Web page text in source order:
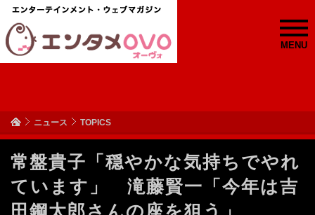
MENU
ニュース TOPICS
常盤貴子「穏やかな気持ちでやれ
ています」 滝藤賢一「今年は吉
田鋼太郎さんの座を狙う」